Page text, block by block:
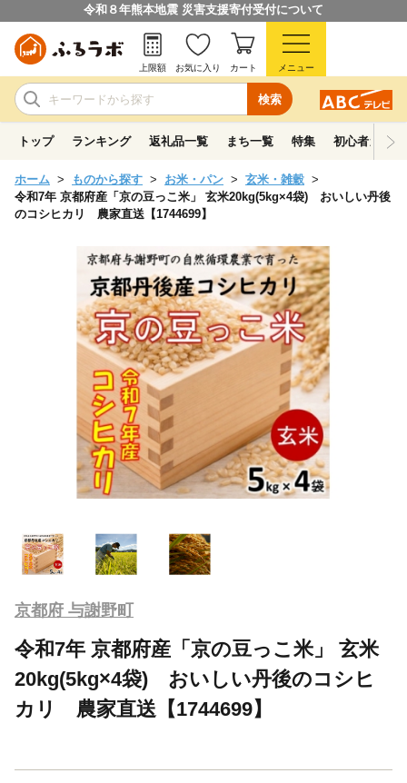
令和８年熊本地震 災害支援寄付受付について
検索
上限額 お気に入り カート メニュー
トップ ランキング 返礼品一覧 まち一覧 特集 初心者ガイド
ホーム ものから探す お米・パン
玄米・雑穀
令和7年 京都府産「京の豆っこ米」 玄米20kg(5kg×4袋) おいしい丹後
のコシヒカリ 農家直送【1744699】
京都府 与謝野町
令和7年 京都府産「京の豆っこ米」 玄米
20kg(5kg×4袋) おいしい丹後のコシヒ
カリ 農家直送【1744699】